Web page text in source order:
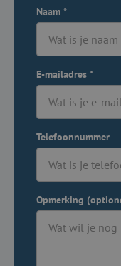
Naam *
E-mailadres *
Telefoonnummer
Opmerking